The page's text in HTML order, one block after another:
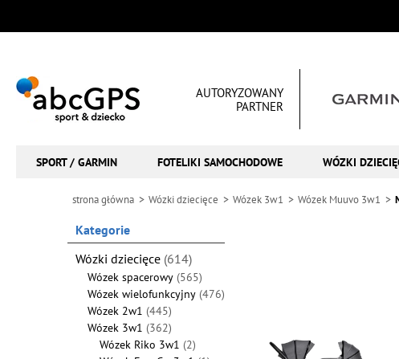
AUTORYZOWANY
PARTNER
SPORT / GARMIN FOTELIKI SAMOCHODOWE WÓZKI
strona główna Wózki dziecięce Wózek 3w1 Wózek Muuvo 3w1
Kategorie
Wózki dziecięce (614)
Wózek spacerowy (565)
Wózek wielofunkcyjny (476)
Wózek 2w1 (445)
Wózek 3w1 (362)
Wózek Riko 3w1 (2)